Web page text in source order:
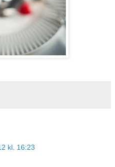
kl. 16:23